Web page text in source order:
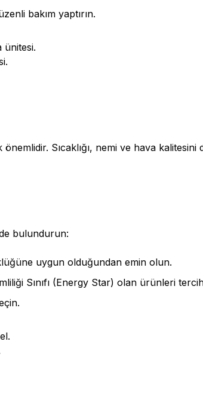
bakım yaptırın.
Sıcaklığı, nemi ve hava
bulundurun:
uygun olduğundan emin olun.
Sınıfı (Energy Star) olan ürünleri